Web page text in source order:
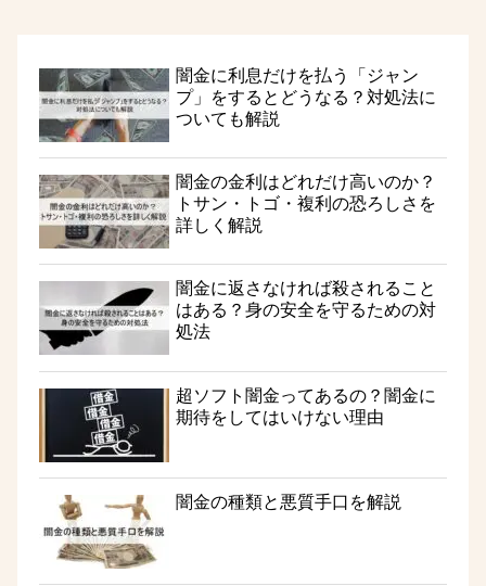
闇金に利息だけを払う「ジャン
プ」をするとどうなる？対処法に
ついても解説
闇金の金利はどれだけ高いのか？
トサン・トゴ・複利の恐ろしさを
詳しく解説
闇金に返さなければ殺されること
はある？身の安全を守るための対
処法
超ソフト闇金ってあるの？闇金に
期待をしてはいけない理由
闇金の種類と悪質手口を解説